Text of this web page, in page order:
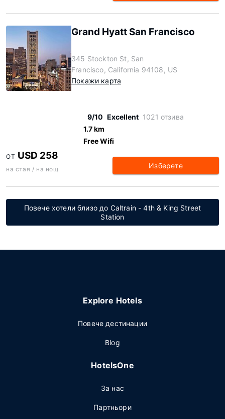
Grand Hyatt San Francisco
345 Stockton St, San
Francisco, California 94108, US
Покажи карта
9/10 Excellent 1021 отзива
1.7 km
Free Wifi
ОТ USD 258
на стая / на нощ Изберете
Повече хотели близо до Caltrain - 4th & King Street
Station
Explore Hotels
Повече дестинации
Blog
HotelsOne
За нас
Партньори